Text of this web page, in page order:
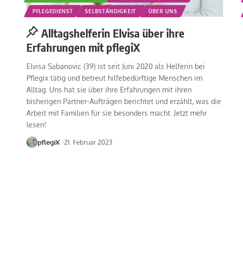
PFLEGEDIENST SELBSTÄNDIGKEIT ÜBER UNS
Alltagshelferin Elvisa über ihre
Erfahrungen mit pflegiX
Elvisa Sabanovic (39) ist seit Juni 2020 als Helferin bei
Pflegix tätig und betreut hilfebedürftige Menschen im
Alltag. Uns hat sie über ihre Erfahrungen mit ihren
bisherigen Partner-Aufträgen berichtet und erzählt, was die
Arbeit mit Familien für sie besonders macht. Jetzt mehr
lesen!
pflegiX 21. Februar 2023